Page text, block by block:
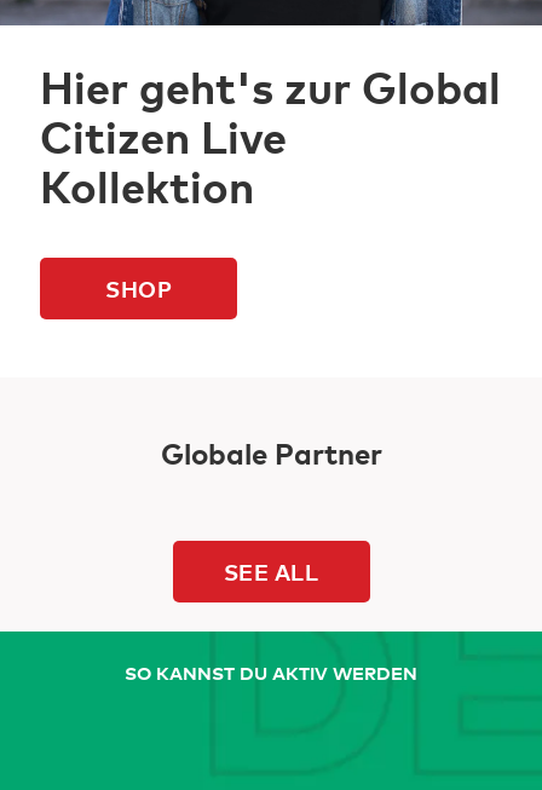
Hier geht's zur Global
Citizen Live
Kollektion
SHOP
Globale Partner
SEE ALL
SO KANNST DU AKTIV WERDEN